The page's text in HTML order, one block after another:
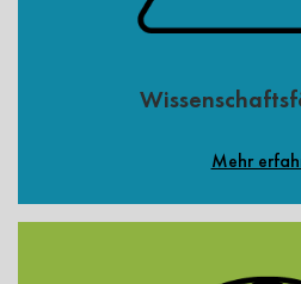
Mehr